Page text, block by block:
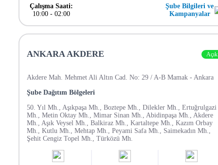
Çalışma Saati:
10:00- 02:00
Şube Bilgileri ve
Kampanyalar
ANKARA AKDERE Açık
Akdere Mah. Mehmet Ali Altın Cad. No: 29 / A-B Mamak - Ankara
Şube Dağıtım Bölgeleri
50. Yıl Mh., Aşıkpaşa Mh., Boztepe Mh., Dilekler Mh., Ertuğrulgazi
Mh., Metin Oktay Mh., Mimar Sinan Mh., Abidinpaşa Mh., Akdere
Mh., Aşık Veysel Mh., Balkiraz Mh., Kartaltepe Mh., Kazım Orbay
Mh., Kutlu Mh., Mehtap Mh., Peyami Safa Mh., Saimekadın Mh.,
Şehit Cengiz Topel Mh., Türközü Mh.